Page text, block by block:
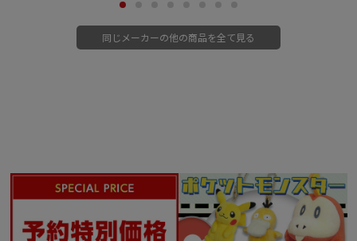
同じメーカーの他の商品を全て見る